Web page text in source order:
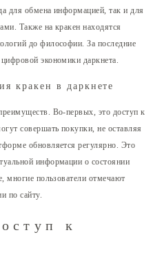
для обмена информацией, так и для
Также на кракен находятся
до философии. За последние
экономики даркнета.
кракен в даркнете
Во-первых, это доступ к
совершать покупки, не оставляя
обновляется регулярно. Это
информации о состоянии
многие пользователи отмечают
по сайту.
к